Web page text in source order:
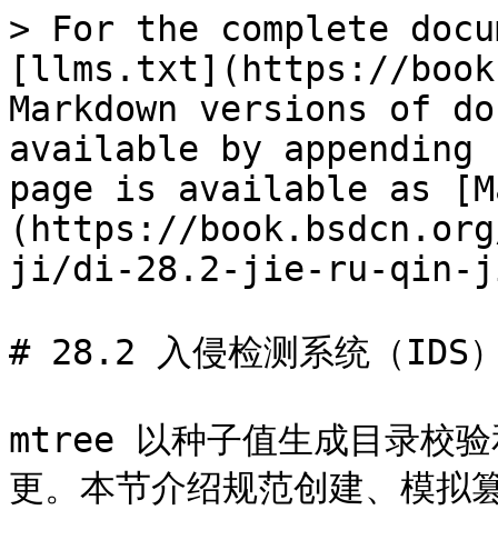
> For the complete
[llms.txt](https://
Markdown versions of
available by
page is available as
(https://
ji/di-28.2-jie-ru-qin-
# 28.2 入侵检测系统（IDS
mtree 以种子值生成目录校验
更。本节介绍规范创建、模拟